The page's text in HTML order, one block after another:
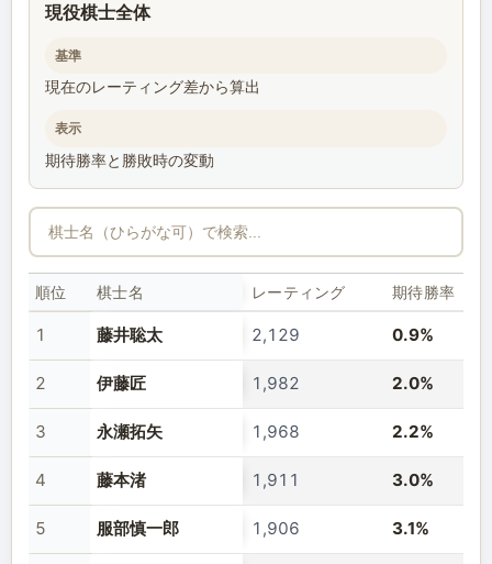
現役棋士全体
基準
現在のレーティング差から算出
表示
期待勝率と勝敗時の変動
順位 棋士名 レーティング 期待勝率
1 藤井聡太 2,129 0.9%
2 伊藤匠 1,982 2.0%
3 永瀬拓矢 1,968 2.2%
4 藤本渚 1,911 3.0%
5 服部慎一郎 1,906 3.1%